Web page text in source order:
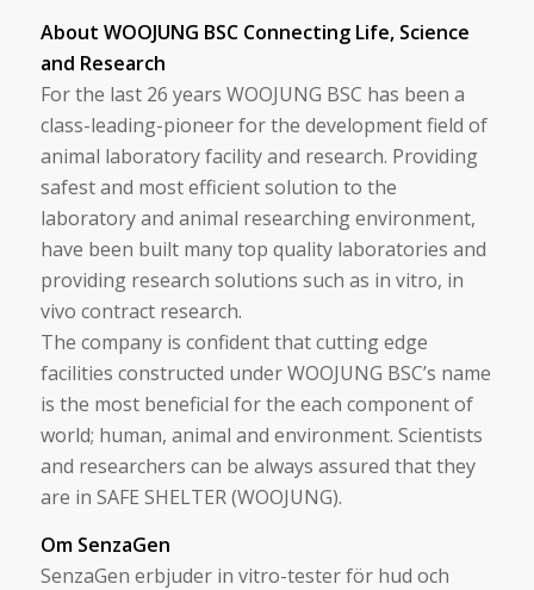
About WOOJUNG BSC Connecting Life, Science
and Research
For the last 26 years WOOJUNG BSC has been a
class-leading-pioneer for the development field of
animal laboratory facility and research. Providing
safest and most efficient solution to the
laboratory and animal researching environment,
have been built many top quality laboratories and
providing research solutions such as in vitro, in
vivo contract research.
The company is confident that cutting edge
facilities constructed under WOOJUNG BSC’s name
is the most beneficial for the each component of
world; human, animal and environment. Scientists
and researchers can be always assured that they
are in SAFE SHELTER (WOOJUNG).
Om SenzaGen
SenzaGen erbjuder in vitro-tester för hud och